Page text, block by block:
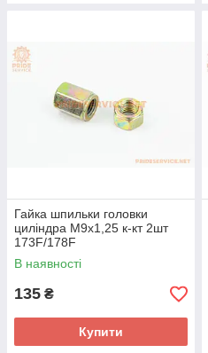
Гайка шпильки головки
циліндра М9x1,25 к-кт 2шт
173F/178F
В наявності
135 ₴
Купити